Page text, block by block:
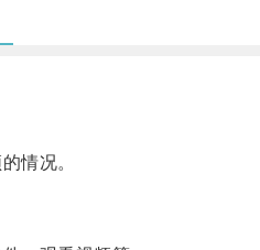
情况。